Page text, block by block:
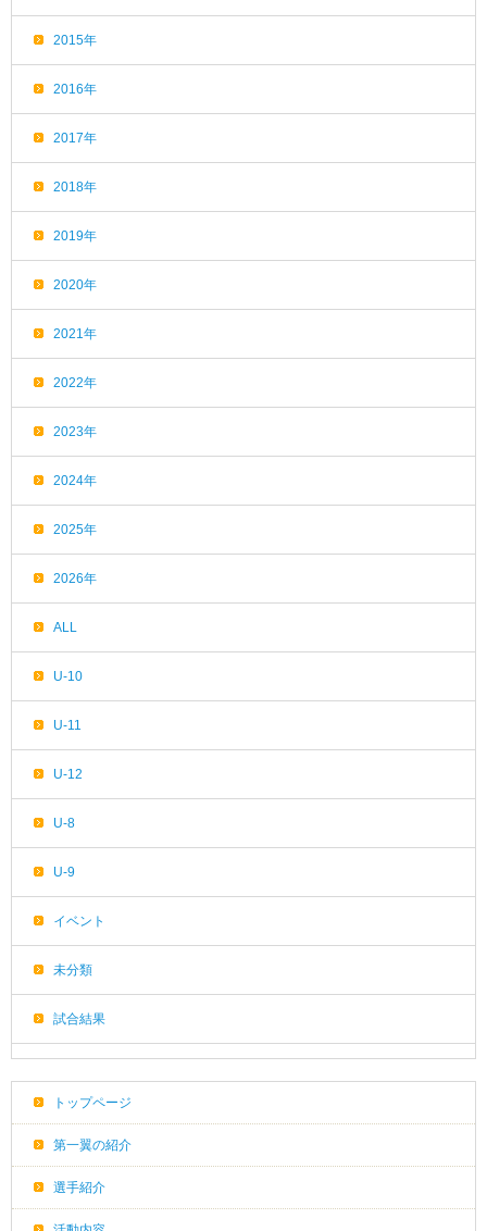
2015年
2016年
2017年
2018年
2019年
2020年
2021年
2022年
2023年
2024年
2025年
2026年
ALL
U-10
U-11
U-12
U-8
U-9
イベント
未分類
試合結果
トップページ
第一翼の紹介
選手紹介